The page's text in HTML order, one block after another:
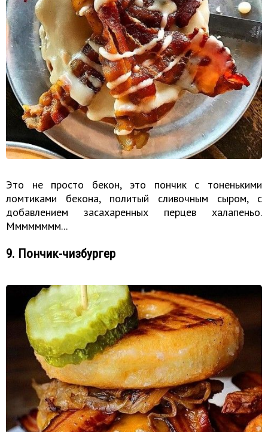
Это не просто бекон, это пончик с тоненькими
ломтиками бекона, политый сливочным сыром, с
добавлением засахаренных перцев халапеньо.
Мммммммм...
9. Пончик-чизбургер